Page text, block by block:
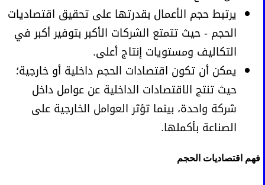
يرتبط حجم الأعمال بقدرتها على تحقيق اقتصاديات
الحجم - حيث تتمتع الشركات الأكبر بتوفير أكبر في
التكاليف ومستويات إنتاج أعلى.
يمكن أن تكون اقتصادات الحجم داخلية أو خارجية؛
حيث تنتج الاقتصادات الداخلية عن عوامل داخل
شركة واحدة، بينما تؤثر العوامل الخارجية على
الصناعة بأكملها.
فهم اقتصاديات الحجم